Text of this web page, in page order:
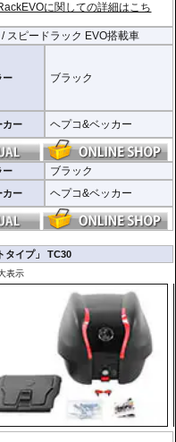
に関しての詳細はこち
ピードラック EVO搭載車
ー ブラック
カー ヘプコ&ベッカー
ー ブラック
カー ヘプコ&ベッカー
タイプ」 TC30
表示